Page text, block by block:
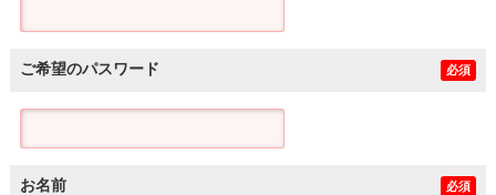
ご希望のパスワード 必須
お名前 必須